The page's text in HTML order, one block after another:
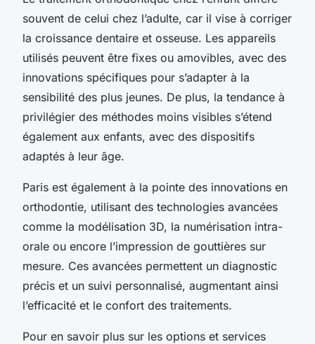
souvent de celui chez l’adulte, car il vise à corriger
la croissance dentaire et osseuse. Les appareils
utilisés peuvent être fixes ou amovibles, avec des
innovations spécifiques pour s’adapter à la
sensibilité des plus jeunes. De plus, la tendance à
privilégier des méthodes moins visibles s’étend
également aux enfants, avec des dispositifs
adaptés à leur âge.
Paris est également à la pointe des innovations en
orthodontie, utilisant des technologies avancées
comme la modélisation 3D, la numérisation intra-
orale ou encore l’impression de gouttières sur
mesure. Ces avancées permettent un diagnostic
précis et un suivi personnalisé, augmentant ainsi
l’efficacité et le confort des traitements.
Pour en savoir plus sur les options et services